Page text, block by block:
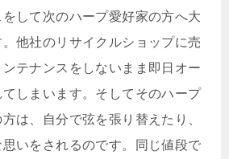
して次のハープ愛好家の方へ大
他社のリサイクルショップに売
テナンスをしないまま即日オー
しまいます。そしてそのハープ
は、自分で弦を張り替えたり、
いをされるのです。同じ値段で